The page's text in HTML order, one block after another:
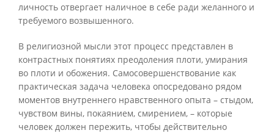
личность отвергает наличное в себе ради желанного и
требуемого возвышенного.
В религиозной мысли этот процесс представлен в
контрастных понятиях преодоления плоти, умирания
во плоти и обожения. Самосовершенствование как
практическая задача человека опосредовано рядом
моментов внутреннего нравственного опыта – стыдом,
чувством вины, покаянием, смирением, – которые
человек должен пережить, чтобы действительно